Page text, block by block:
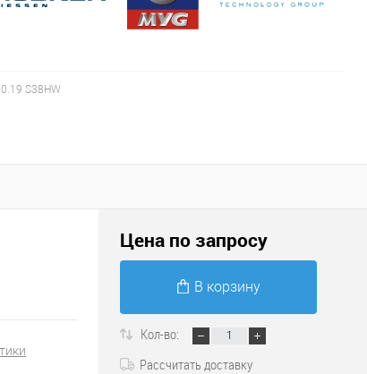
S38HW
Цена по запросу
В корзину
Кол-во:
Рассчитать доставку